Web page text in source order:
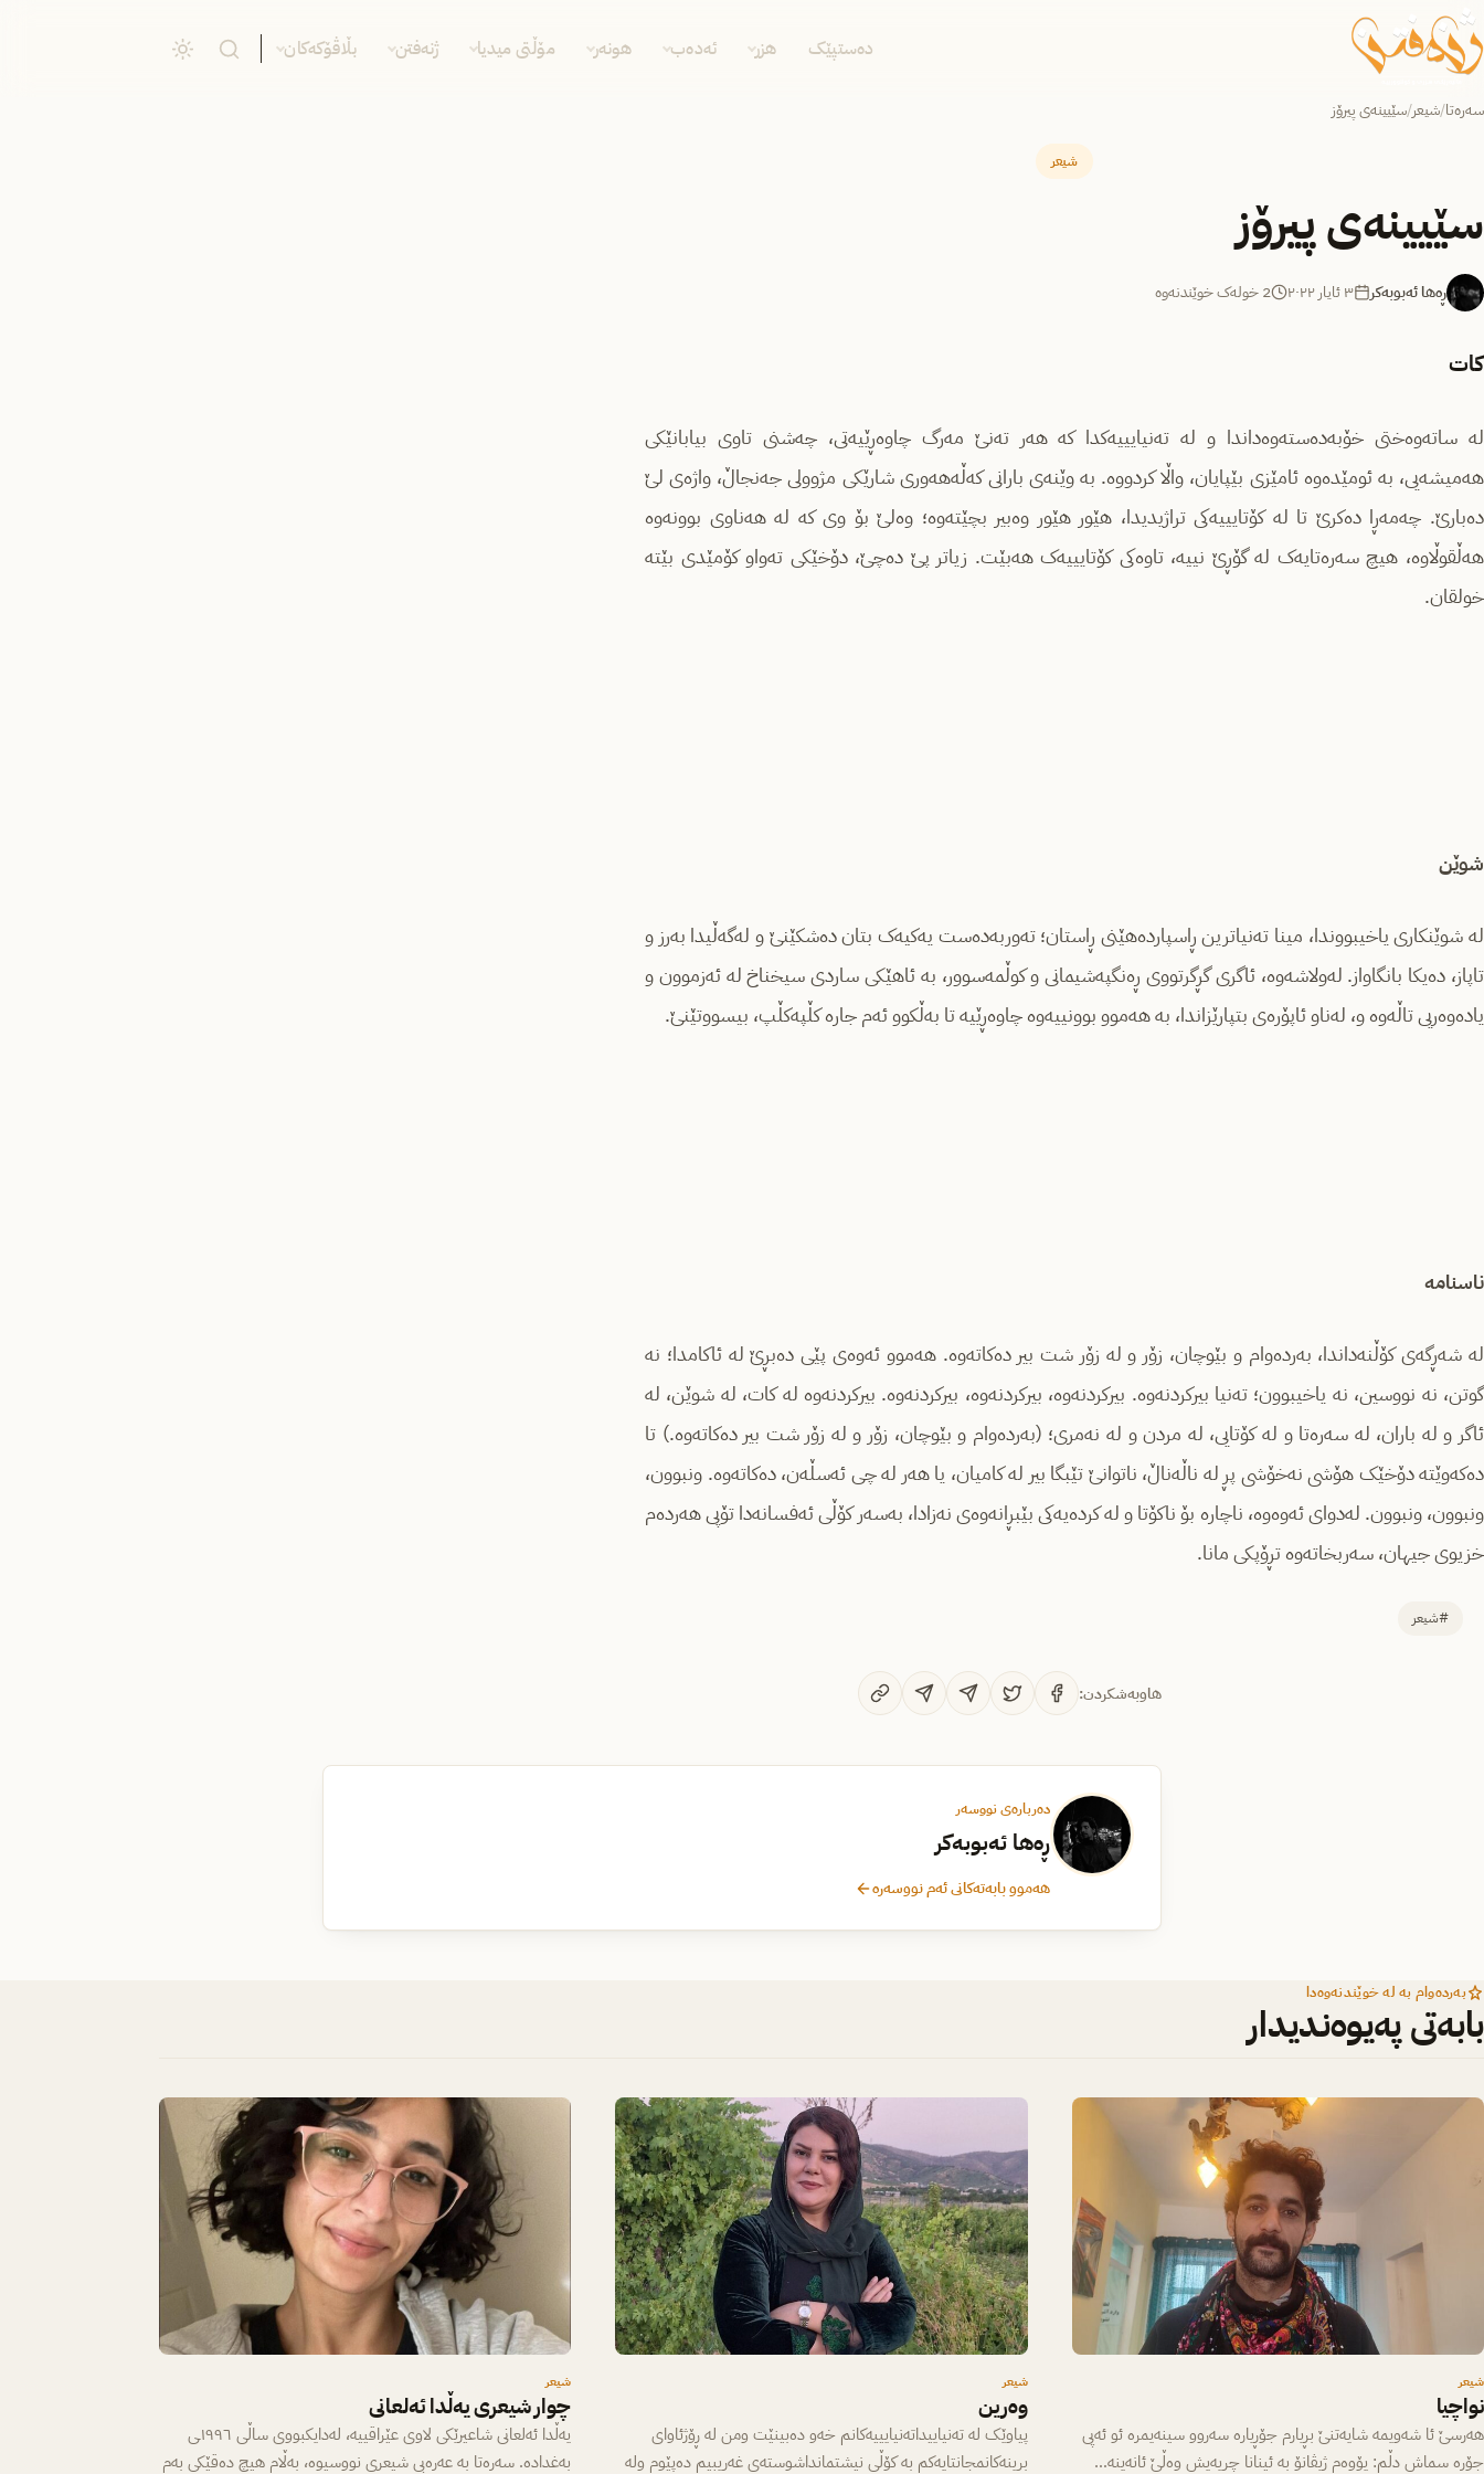
دەستپێک هزر ئەدەب هونەر مۆڵتی میدیا ژنەفتن بڵاڤۆکەکان
سەرەتا/شیعر/سێیینەی پیرۆز
شیعر
سێیینەی پیرۆز
ڕەها ئەبوبەکر ٣ ئایار ٢٠٢٢ 2 خولەک خوێندنەوە
کات
لە ساتەوەختی خۆبەدەستەوەداندا و لە تەنیایییەکدا کە هەر تەنێ مەرگ چاوەڕێیەتی، چەشنی تاوی بیابانێکی
هەمیشەیی، بە ئومێدەوە ئامێزی بێپایان، واڵا کردووە. بە وێنەی بارانی کەڵەهەوری شارێکی مژوولی جەنجاڵ، واژەی لێ
دەبارێ. چەمەڕا دەکرێ تا لە کۆتایییەکی تراژیدیدا، هێور هێور وەبیر بچێتەوە؛ وەلێ بۆ وی کە لە هەناوی بوونەوە
هەڵقوڵاوە، هیچ سەرەتایەک لە گۆڕێ نییە، تاوەکی کۆتایییەک هەبێت. زیاتر پێ دەچێ، دۆخێکی تەواو کۆمێدی بێتە
خولقان.
شوێن
لە شوێنکاری یاخیبووندا، مینا تەنیاترین ڕاسپاردەهێنی ڕاستان؛ تەوربەدەست یەکیەک بتان دەشکێنێ و لەگەڵیدا بەرز و
تاپاز، دەیکا بانگاواز. لەولاشەوە، ئاگری گڕگرتووی ڕەنگپەشیمانی و کوڵمەسوور، بە ئاهێکی ساردی سیخناخ لە ئەزموون و
یادەوەریی تاڵەوە و، لەناو ئاپۆرەی بتپارێزاندا، بە هەموو بوونییەوە چاوەڕێیە تا بەڵکوو ئەم جارە کڵپەکڵپ، بیسووتێنێ.
ناسنامە
لە شەڕگەی کۆڵنەداندا، بەردەوام و بێوچان، زۆر و لە زۆر شت بیر دەکاتەوە. هەموو ئەوەی پێی دەبڕێ لە ئاکامدا؛ نە
گوتن، نە نووسین، نە یاخیبوون؛ تەنیا بیرکردنەوە. بیرکردنەوە، بیرکردنەوە، بیرکردنەوە. بیرکردنەوە لە کات، لە شوێن، لە
ئاگر و لە باران، لە سەرەتا و لە کۆتایی، لە مردن و لە نەمری؛ (بەردەوام و بێوچان، زۆر و لە زۆر شت بیر دەکاتەوە.) تا
دەکەوێتە دۆخێک هۆشی نەخۆشی پڕ لە ناڵەناڵ، ناتوانێ تێبگا بیر لە کامیان، یا هەر لە چی ئەسڵەن، دەکاتەوە. ونبوون،
ونبوون، ونبوون. لەدوای ئەوەوە، ناچارە بۆ ناکۆتا و لە کردەیەکی بێبڕانەوەی نەزادا، بەسەر کۆڵی ئەفسانەدا تۆپی هەردەم
خزیوی جیهان، سەربخاتەوە تڕۆپکی مانا.
#شیعر
هاوبەشکردن:
دەربارەی نووسەر
ڕەها ئەبوبەکر
هەموو بابەتەکانی ئەم نووسەرە
بەردەوام بە لە خوێندنەوەدا
بابەتی پەیوەندیدار
شیعر
نواچیا
هەرسێ ئا شەویمە شایەتنێ بڕیارم جۆڕیارە سەروو سینەیمرە ئو ئەپی
جۆرە سماش دڵم: یۆوەم ژیڤانۆ بە ئینانا چریەیش وەڵێ ئانەینە…
شیعر
وەرین
پیاوێک لە تەنیاییداتەنیایییەکانم خەو دەبینێت ومن لە ڕۆژئاوای
برینەکانمجانتایەکم بە کۆڵی نیشتمانداشوستەی غەریبیم دەپێوم ولە
شیعر
چوار شیعری یەڵدا ئەلعانی
یەڵدا ئەلعانی شاعیرێکی لاوی عێراقییە، لەدایکبووی ساڵی ١٩٩٦ـی
بەغدادە. سەرەتا بە عەرەبی شیعری نووسیوە، بەڵام هیچ دەقێکی بەم